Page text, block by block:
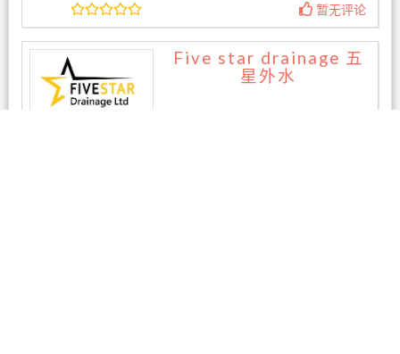
暂无评论
Five star drainage 五
星外水